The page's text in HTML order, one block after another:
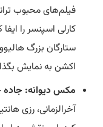
فیلم‌های محبوب
کارلی اسپنسر را
ستارگان بزرگ
اکشن به نمایش
مکس دیوانه: جاده
آخرالزمانی، رزی